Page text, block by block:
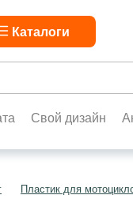
Каталоги
Свой дизайн
Пластик для